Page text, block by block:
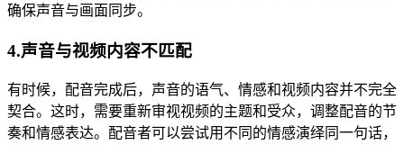
确保声音与画面同步。
4.声音与视频内容不匹配
有时候，配音完成后，声音的语气、情感和视频内容并不完全
契合。这时，需要重新审视视频的主题和受众，调整配音的节
奏和情感表达。配音者可以尝试用不同的情感演绎同一句话，